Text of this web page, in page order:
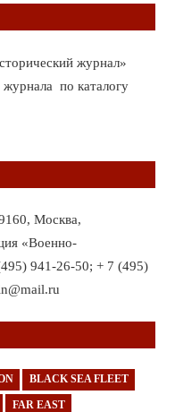
журнал»
по каталогу
Москва,
«Военно-
941-26-50; + 7 (495)
BLACK SEA FLEET
FAR EAST